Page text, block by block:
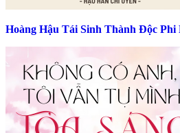
Hoàng Hậu Tái Sinh Thành Độc